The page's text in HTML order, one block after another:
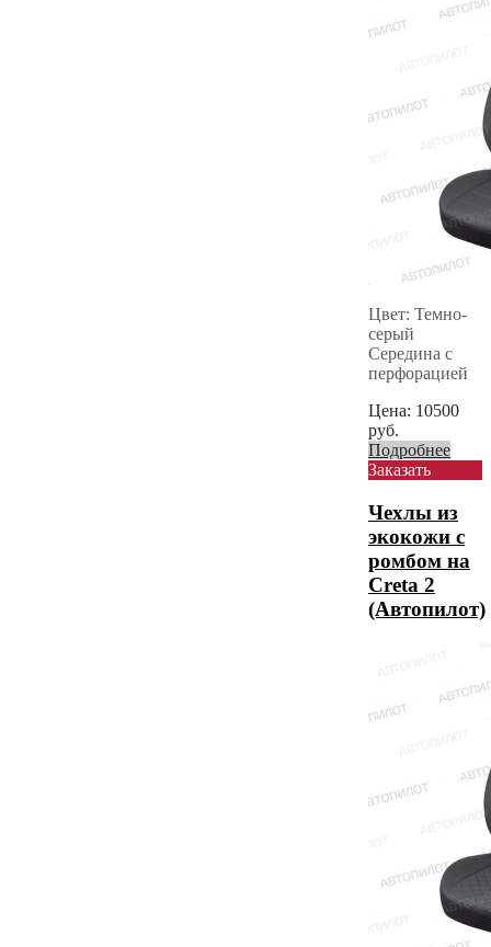
Цвет: Темно-
серый
Середина с
перфорацией
Цена: 10500
руб.
Подробнее
Заказать
Чехлы из
экокожи с
ромбом на
Creta 2
(Автопилот)